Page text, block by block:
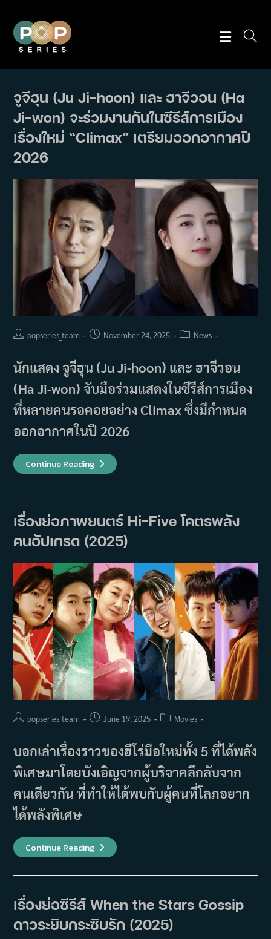
content
จูจีฮุน (Ju Ji-hoon) และ ฮาจีวอน (Ha
Ji-won) จะร่วมงานกันในซีรีส์การเมือง
เรื่องใหม่ “Climax” เตรียมออกอากาศปี
2026
Postpopseries_team
PostNovember 24, 2025
PostNews
นักแสดง จูจีฮุน (Ju Ji-hoon) และ ฮาจีวอน
(Ha Ji-won) จับมือร่วมแสดงในซีรีส์การเมือง
ที่หลายคนรอคอยอย่าง Climax ซึ่งมีกำหนด
ออกอากาศในปี 2026
Continue Readingจู
จี
ฮา
วอน
(Ha
Won)
จะ
ร่วม
งาน
กัน
ใน
ซี
รีส์
การเมือง
เรื่อง
ใหม่
“Climax”
เตรียม
ออก
อากาศ
ปี
2026
เรื่องย่อภาพยนตร์ Hi-Five โคตรพลัง
คนอัปเกรด (2025)
Postpopseries_team
PostJune 19, 2025
PostMovies
บอกเล่าเรื่องราวของฮีโร่มือใหม่ทั้ง 5 ที่ได้พลัง
พิเศษมาโดยบังเอิญจากผู้บริจาคลึกลับจาก
คนเดียวกัน ที่ทำให้ได้พบกับผู้คนที่โลภอยาก
ได้พลังพิเศษ
Continue Readingเรื่อง
ย่อ
Hi-
พลัง
คน
เกรด
(2025)
เรื่องย่อซีรีส์ When the Stars Gossip
ดาวระยิบกระซิบรัก (2025)